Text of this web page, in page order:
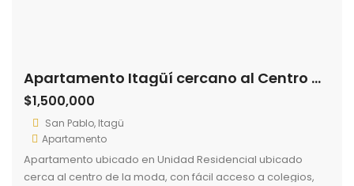
Apartamento Itagüí cercano al Centro de la Moda
$1,500,000
San Pablo, Itagü
Apartamento
Apartamento ubicado en Unidad Residencial ubicado
cerca al centro de la moda, con fácil acceso a colegios,